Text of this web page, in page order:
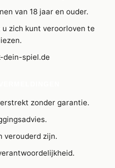
van 18 jaar en ouder.
zich kunt veroorloven te
dein-spiel.de
zonder garantie.
verouderd zijn.